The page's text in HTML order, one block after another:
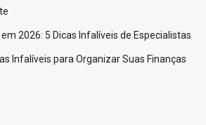
2026: 5 Dicas Infalíveis de Especialistas
Infalíveis para Organizar Suas Finanças